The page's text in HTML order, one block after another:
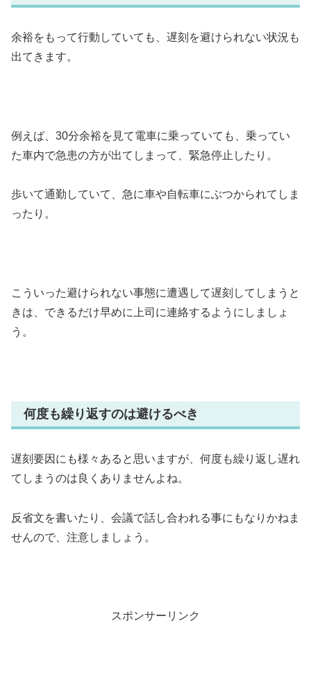
余裕をもって行動していても、遅刻を避けられない状況も
出てきます。
例えば、30分余裕を見て電車に乗っていても、乗ってい
た車内で急患の方が出てしまって、緊急停止したり。
歩いて通勤していて、急に車や自転車にぶつかられてしま
ったり。
こういった避けられない事態に遭遇して遅刻してしまうと
きは、できるだけ早めに上司に連絡するようにしましょ
う。
何度も繰り返すのは避けるべき
遅刻要因にも様々あると思いますが、何度も繰り返し遅れ
てしまうのは良くありませんよね。
反省文を書いたり、会議で話し合われる事にもなりかねま
せんので、注意しましょう。
スポンサーリンク